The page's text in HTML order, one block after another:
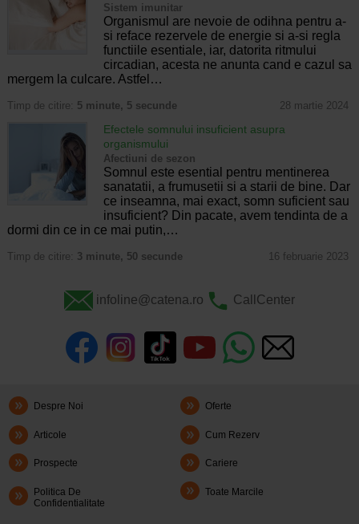
Sistem imunitar
Organismul are nevoie de odihna pentru a-
si reface rezervele de energie si a-si regla
functiile esentiale, iar, datorita ritmului
circadian, acesta ne anunta cand e cazul sa
mergem la culcare. Astfel…
Timp de citire: 5 minute, 5 secunde 28 martie 2024
Efectele somnului insuficient asupra
organismului
Afectiuni de sezon
Somnul este esential pentru mentinerea
sanatatii, a frumusetii si a starii de bine. Dar
ce inseamna, mai exact, somn suficient sau
insuficient? Din pacate, avem tendinta de a
dormi din ce in ce mai putin,…
Timp de citire: 3 minute, 50 secunde 16 februarie 2023
infoline@catena.ro CallCenter
Despre Noi Oferte
Articole Cum Rezerv
Prospecte Cariere
Politica De
Confidentialitate
Toate Marcile